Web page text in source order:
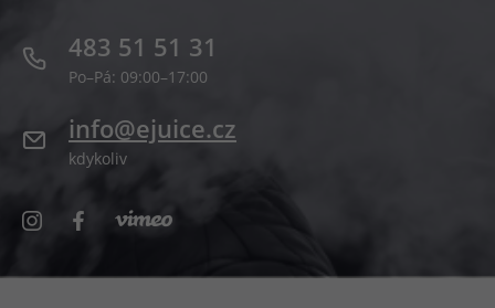
483 51 51 31
Po–Pá: 09:00–17:00
info@ejuice.cz
kdykoliv